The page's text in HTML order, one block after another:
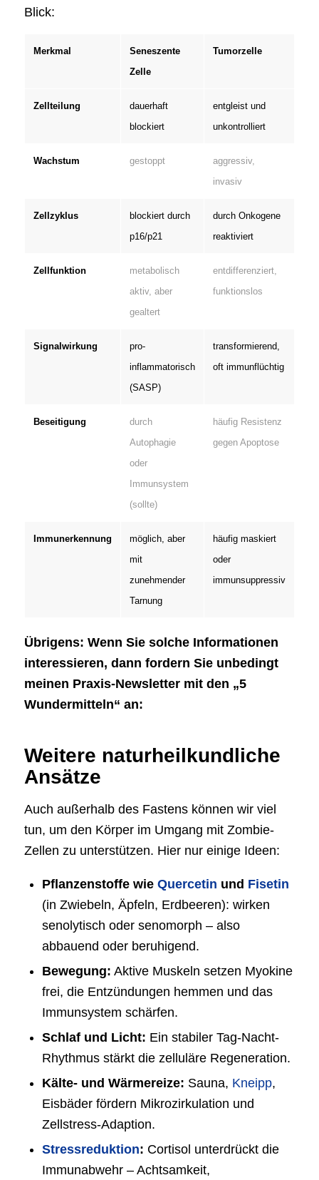
Blick:
Merkmal
Seneszente
Zelle
Tumorzelle
Zellteilung
dauerhaft
blockiert
entgleist und
unkontrolliert
Wachstum gestoppt
aggressiv,
invasiv
Zellzyklus
blockiert durch
p16/p21
durch Onkogene
reaktiviert
Zellfunktion
metabolisch
aktiv, aber
gealtert
entdifferenziert,
funktionslos
Signalwirkung
pro-
inflammatorisch
(SASP)
transformierend,
oft immunflüchtig
Beseitigung
durch
Autophagie
oder
Immunsystem
(sollte)
häufig Resistenz
gegen Apoptose
Immunerkennung
möglich, aber
mit
zunehmender
Tarnung
häufig maskiert
oder
immunsuppressiv
Übrigens: Wenn Sie solche Informationen
interessieren, dann fordern Sie unbedingt
meinen Praxis-Newsletter mit den „5
Wundermitteln“ an:
Weitere naturheilkundliche
Ansätze
Auch außerhalb des Fastens können wir viel
tun, um den Körper im Umgang mit Zombie-
Zellen zu unterstützen. Hier nur einige Ideen:
Pflanzenstoffe wie Quercetin und Fisetin
(in Zwiebeln, Äpfeln, Erdbeeren): wirken
senolytisch oder senomorph – also
abbauend oder beruhigend.
Bewegung: Aktive Muskeln setzen Myokine
frei, die Entzündungen hemmen und das
Immunsystem schärfen.
Schlaf und Licht: Ein stabiler Tag-Nacht-
Rhythmus stärkt die zelluläre Regeneration.
Kälte- und Wärmereize: Sauna, Kneipp,
Eisbäder fördern Mikrozirkulation und
Zellstress-Adaption.
Stressreduktion: Cortisol unterdrückt die
Immunabwehr – Achtsamkeit,